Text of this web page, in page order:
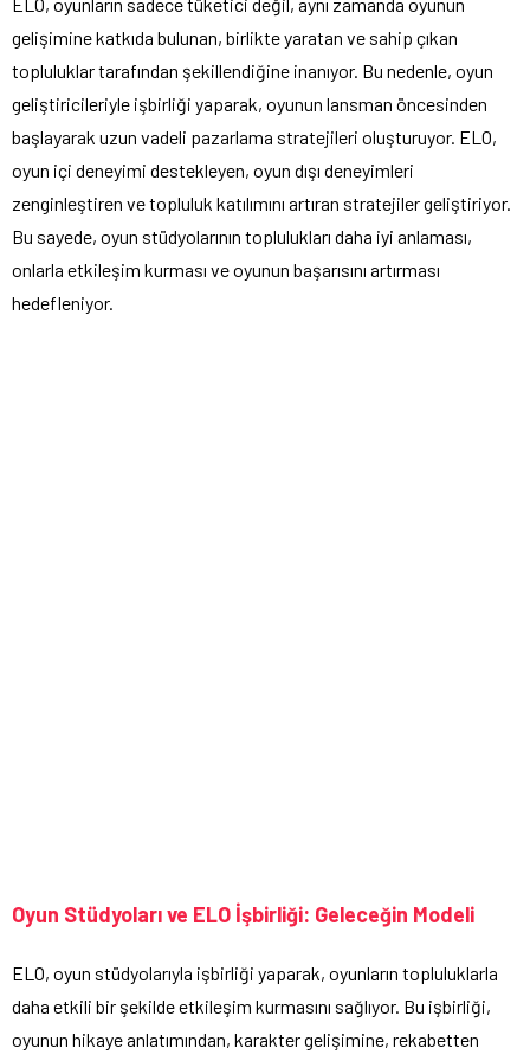
gelişimine katkıda bulunan, birlikte yaratan ve sahip çıkan
topluluklar tarafından şekillendiğine inanıyor. Bu nedenle, oyun
geliştiricileriyle işbirliği yaparak, oyunun lansman öncesinden
başlayarak uzun vadeli pazarlama stratejileri oluşturuyor. ELO,
oyun içi deneyimi destekleyen, oyun dışı deneyimleri
zenginleştiren ve topluluk katılımını artıran stratejiler geliştiriyor.
Bu sayede, oyun stüdyolarının toplulukları daha iyi anlaması,
onlarla etkileşim kurması ve oyunun başarısını artırması
hedefleniyor.
Oyun Stüdyoları ve ELO İşbirliği: Geleceğin Modeli
ELO, oyun stüdyolarıyla işbirliği yaparak, oyunların topluluklarla
daha etkili bir şekilde etkileşim kurmasını sağlıyor. Bu işbirliği,
oyunun hikaye anlatımından, karakter gelişimine, rekabetten